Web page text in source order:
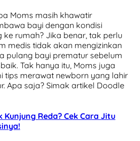
Moms masih khawatir
bayi dengan kondisi
ke rumah? Jika benar, tak perlu
medis tidak akan mengizinkan
pulang bayi prematur sebelum
Tak hanya itu, Moms juga
tips merawat newborn yang lahir
Apa saja? Simak artikel Doodle
Kunjung Reda? Cek Cara Jitu